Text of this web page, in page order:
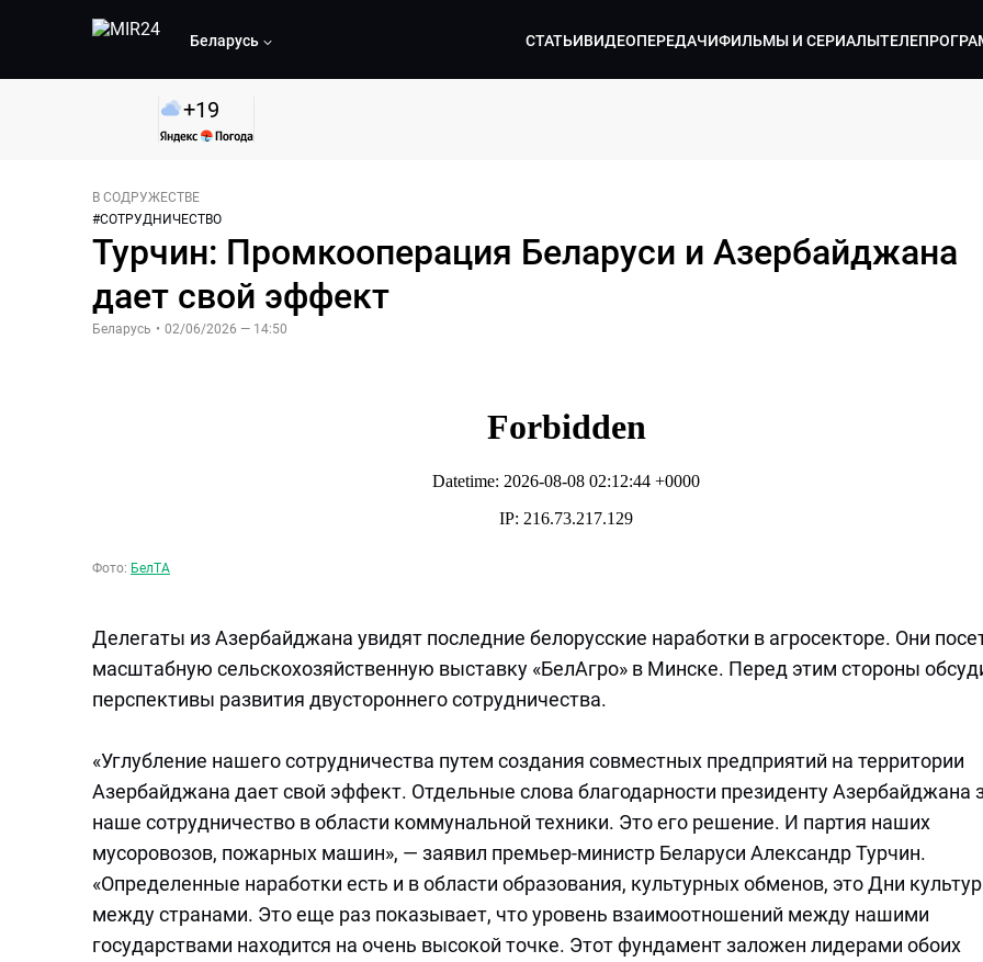
Беларусь СТАТЬИВИДЕОПЕРЕДАЧИФИЛЬМЫ И СЕРИАЛЫ
+19
В СОДРУЖЕСТВЕ
#СОТРУДНИЧЕСТВО
Турчин: Промкооперация Беларуси и Азербайджана
дает свой эффект
Беларусь • 02/06/2026 — 14:50
Фото: БелТА
Делегаты из Азербайджана увидят последние белорусские наработки в агросекторе. Они
масштабную сельскохозяйственную выставку «БелАгро» в Минске. Перед этим стороны
перспективы развития двустороннего сотрудничества.
«Углубление нашего сотрудничества путем создания совместных предприятий на территории
Азербайджана дает свой эффект. Отдельные слова благодарности президенту Азербайджана
наше сотрудничество в области коммунальной техники. Это его решение. И партия наших
мусоровозов, пожарных машин», — заявил премьер-министр Беларуси Александр Турчин.
«Определенные наработки есть и в области образования, культурных обменов, это Дни
между странами. Это еще раз показывает, что уровень взаимоотношений между нашими
государствами находится на очень высокой точке. Этот фундамент заложен лидерами обоих